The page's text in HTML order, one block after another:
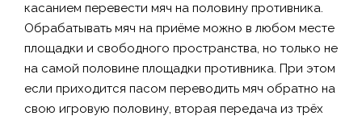
касанием перевести мяч на половину противника.
Обрабатывать мяч на приёме можно в любом месте
площадки и свободного пространства, но только не
на самой половине площадки противника. При этом
если приходится пасом переводить мяч обратно на
свою игровую половину, вторая передача из трёх